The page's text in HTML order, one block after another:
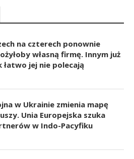
na czterech ponownie
własną firmę. Innym już
łatwo jej nie polecają
w Ukrainie zmienia mapę
Unia Europejska szuka
w Indo-Pacyfiku